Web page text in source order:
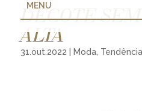
MENU
DECOTE
ALTA
31.out.2022 Moda, Tendência